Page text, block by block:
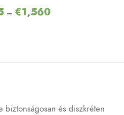
– €1,560
biztonságosan és diszkréten